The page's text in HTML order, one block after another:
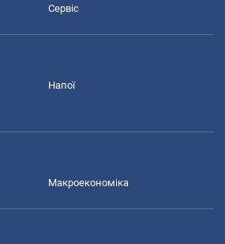
Сервіс
Напої
Макроекономіка